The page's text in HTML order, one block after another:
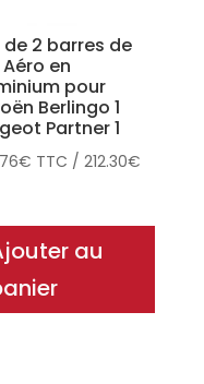
de 2 barres de
en
pour
Berlingo 1
Partner 1
€ TTC /212.30€
au